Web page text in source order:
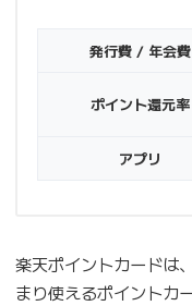
発行費 / 年会費
ポイント還元率
アプリ
楽天ポイントカードは
まり使えるポイントカ